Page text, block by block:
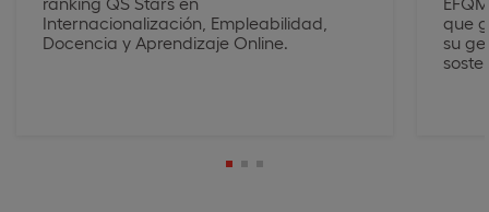
Internacionalización, Empleabilidad,
Docencia y Aprendizaje Online.
que
su